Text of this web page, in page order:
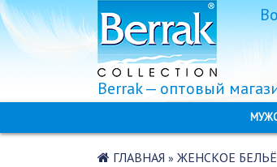
Berrak — оптовый
ГЛАВНАЯ » ЖЕНСКОЕ БЕЛЬЁ